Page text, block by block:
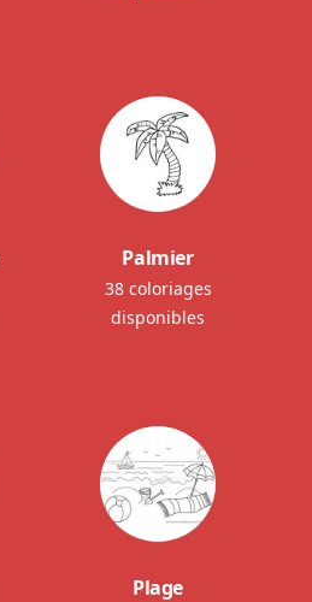
Palmier
38 coloriages
disponibles
Plage